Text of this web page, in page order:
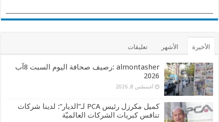
الأخيرة الأشهر تعليقات
almontasher :رصيف صحافة اليوم السبت 8آب
2026
أغسطس 8, 2026
كميل مكرزل رئيس PCA لـ”الديار”: لدينا شركات
تنافس كبريات الشركات العالميّة